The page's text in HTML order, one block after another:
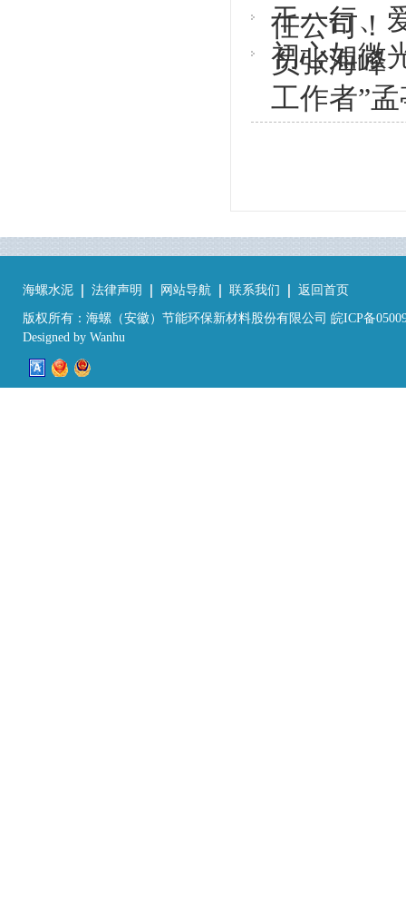
任公司！
干一行、
员张海峰
初心如微
工作者”
海螺水泥 法律声明 网站导航 联系我们 返回首页
版权所有：海螺（安徽）节能环保新材料股份有限公司 皖ICP备
Designed by Wanhu